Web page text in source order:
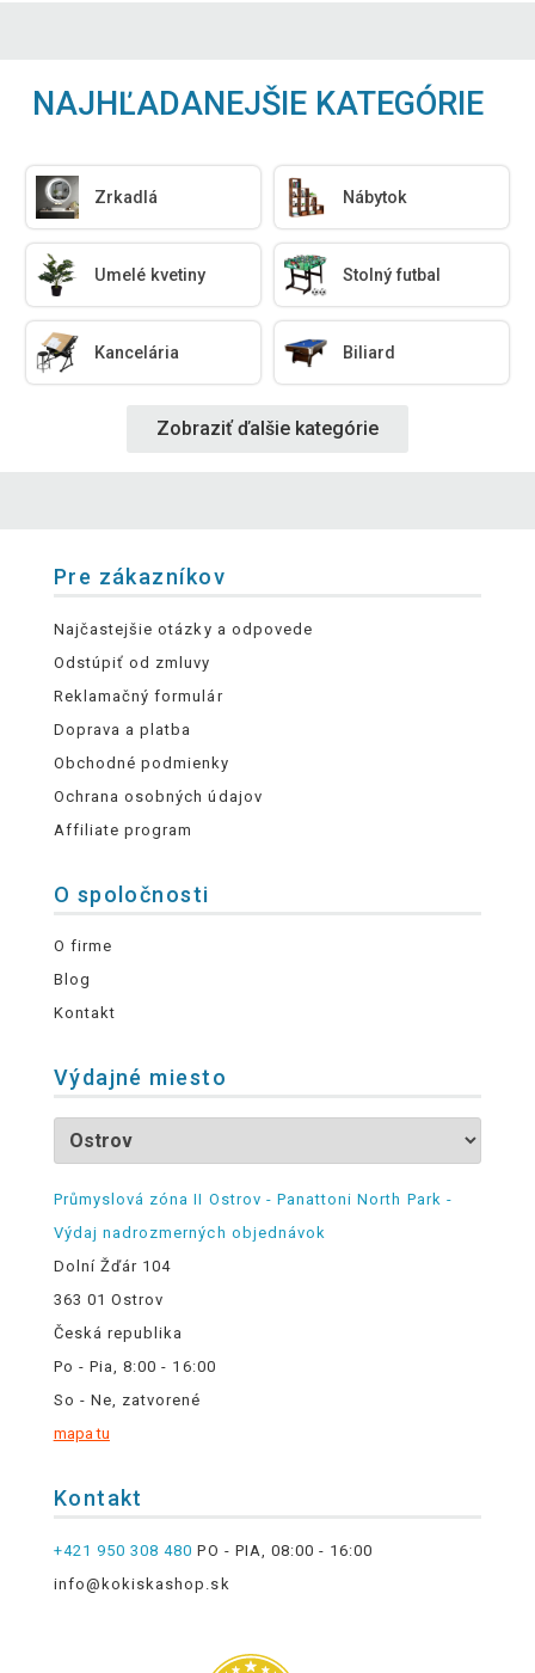
NAJHĽADANEJŠIE KATEGÓRIE
Zrkadlá Nábytok
Umelé kvetiny Stolný futbal
Kancelária Biliard
Zobraziť ďalšie kategórie
Pre zákazníkov
Najčastejšie otázky a odpovede
Odstúpiť od zmluvy
Reklamačný formulár
Doprava a platba
Obchodné podmienky
Ochrana osobných údajov
Affiliate program
O spoločnosti
O firme
Blog
Kontakt
Výdajné miesto
Průmyslová zóna II Ostrov - Panattoni North Park -
Výdaj nadrozmerných objednávok
Dolní Žďár 104
363 01 Ostrov
Česká republika
Po - Pia, 8:00 - 16:00
So - Ne, zatvorené
mapa tu
Kontakt
+421 950 308 480 PO - PIA, 08:00 - 16:00
info@kokiskashop.sk